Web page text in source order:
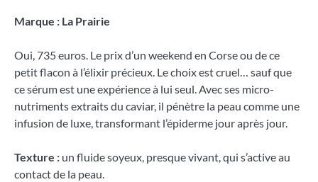
Marque : La Prairie
Oui, 735 euros. Le prix d’un weekend en Corse ou de ce
petit flacon à l’élixir précieux. Le choix est cruel… sauf que
ce sérum est une expérience à lui seul. Avec ses micro-
nutriments extraits du caviar, il pénètre la peau comme une
infusion de luxe, transformant l’épiderme jour après jour.
Texture : un fluide soyeux, presque vivant, qui s’active au
contact de la peau.